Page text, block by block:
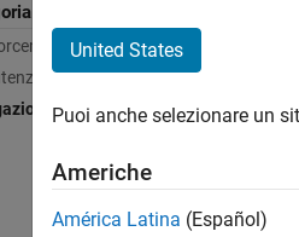
Learning
predittiva
autonoma
United States
Puoi anche selezionare un
Americhe
América Latina (Español)